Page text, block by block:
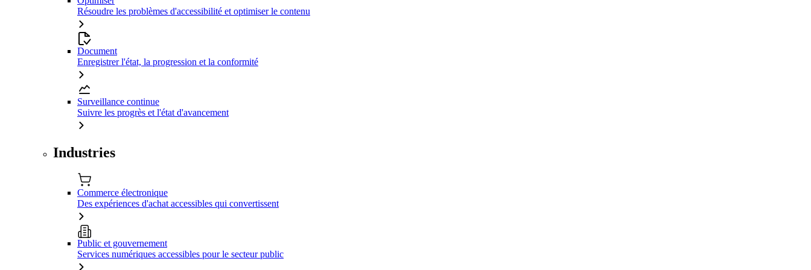
Résoudre les problèmes d'accessibilité et optimiser le contenu
Document
Enregistrer l'état, la progression et la conformité
Surveillance continue
Suivre les progrès et l'état d'avancement
Industries
Commerce électronique
Des expériences d'achat accessibles qui convertissent
Public et gouvernement
Services numériques accessibles pour le secteur public